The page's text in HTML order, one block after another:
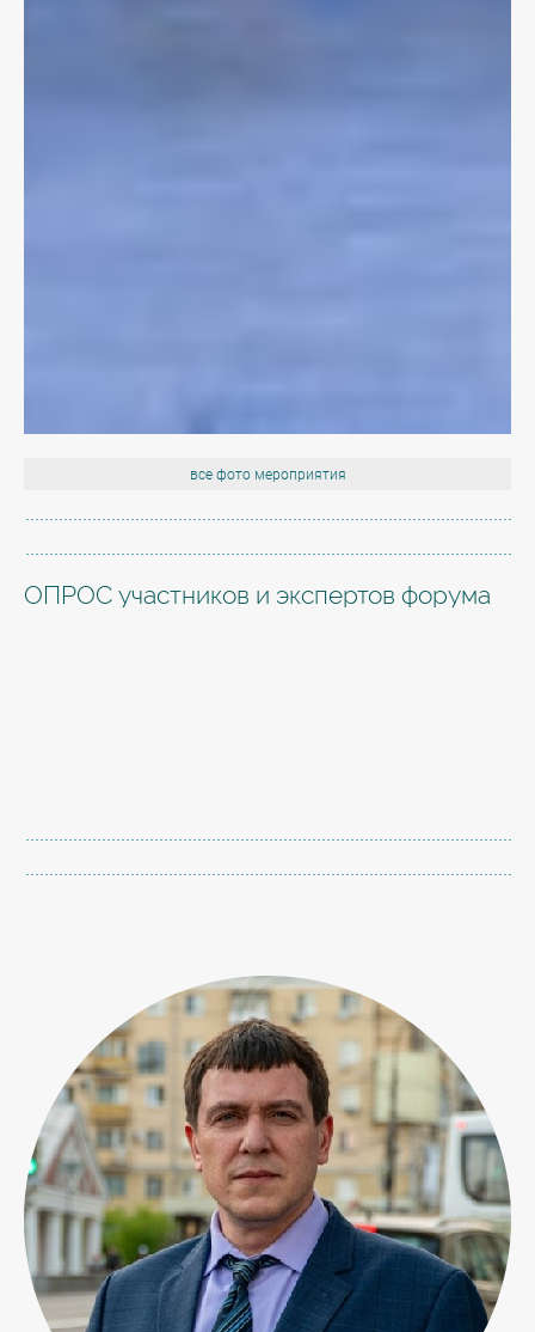
все фото мероприятия
ОПРОС участников и экспертов форума